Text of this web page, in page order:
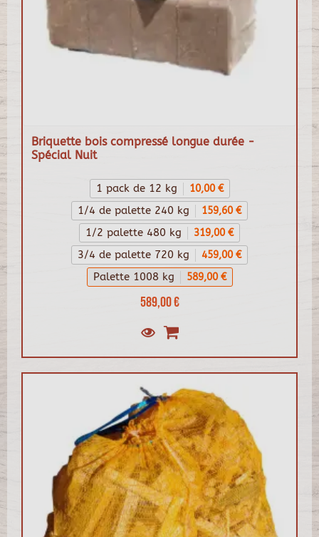
Briquette bois compressé longue durée -
Spécial Nuit
589,00 €
1 pack de 12 kg 10,00 €
1/4 de palette 240 kg 159,60 €
1/2 palette 480 kg 319,00 €
3/4 de palette 720 kg 459,00 €
Palette 1008 kg 589,00 €